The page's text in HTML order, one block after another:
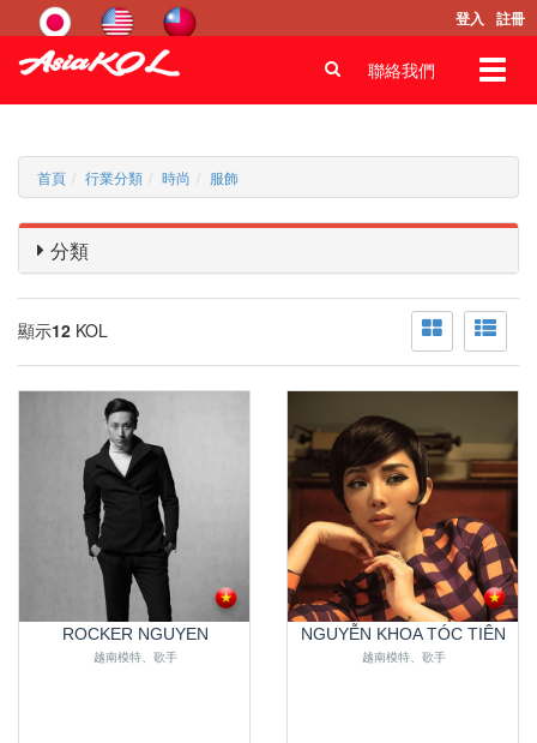
登入 註冊
聯絡我們
首頁 行業分類 時尚 服飾
分類
顯示12 KOL
ROCKER NGUYEN
越南模特、歌手
NGUYỄN KHOA TÓC TIÊN
越南模特、歌手